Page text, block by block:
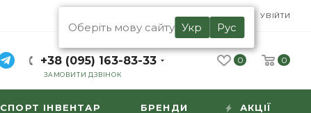
RU
Оберіть мову сайту Укр Рус
УВІЙТИ
+38 (095) 163-83-33
ЗАМОВИТИ ДЗВІНОК
0 0
СПОРТ ІНВЕНТАР БРЕНДИ АКЦІЇ